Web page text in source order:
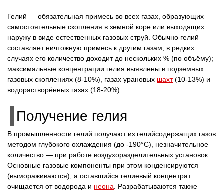
Гелий — обязательная примесь во всех газах, образующих
самостоятельные скопления в земной коре или выходящих
наружу в виде естественных газовых струй. Обычно гелий
составляет ничтожную примесь к другим газам; в редких
случаях его количество доходит до нескольких % (по объёму);
максимальные концентрации гелия выявлены в подземных
газовых скоплениях (8-10%), газах урановых шахт(10-13%) и
водорастворённых газах (18-20%).
Получение гелия
В промышленности гелий получают из гелийсодержащих газов
методом глубокого охлаждения (до -190°С), незначительное
количество — при работе воздухоразделительных установок.
Основные газовые компоненты при этом конденсируются
(вымораживаются), а оставшийся гелиевый концентрат
очищается от водорода и неона . Разрабатываются также